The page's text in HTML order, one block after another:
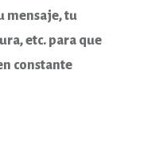
mensaje, tu
etc. para que
constante